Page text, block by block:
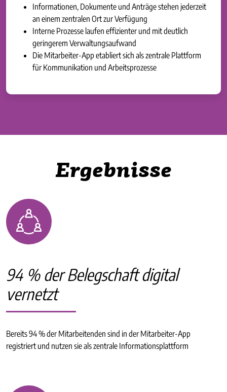
Informationen, Dokumente und Anträge stehen jederzeit
an einem zentralen Ort zur Verfügung
Interne Prozesse laufen effizienter und mit deutlich
geringerem Verwaltungsaufwand
Die Mitarbeiter-App etabliert sich als zentrale Plattform
für Kommunikation und Arbeitsprozesse
Ergebnisse
94 % der Belegschaft digital
vernetzt
Bereits 94 % der Mitarbeitenden sind in der Mitarbeiter-App
registriert und nutzen sie als zentrale Informationsplattform